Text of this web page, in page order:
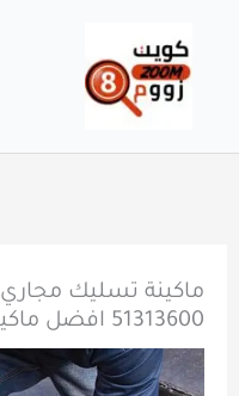
المحتوى
ماكينة تسليك
51313600 افضل ماكينة بالكويت